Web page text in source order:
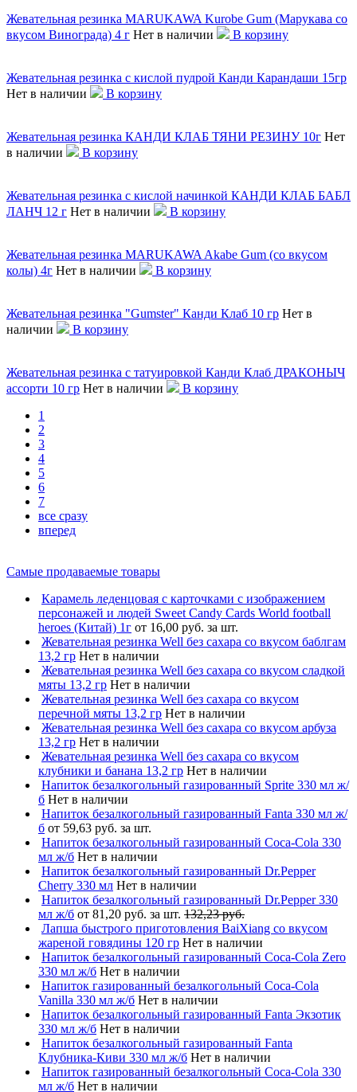
Жевательная резинка MARUKAWA Kurobe Gum (Марукава со
вкусом Винограда) 4 г Нет в наличии В корзину
Жевательная резинка с кислой пудрой Канди Карандаши 15гр
Нет в наличии
В корзину
Жевательная резинка КАНДИ КЛАБ ТЯНИ РЕЗИНУ 10г Нет
в наличии
В корзину
Жевательная резинка с кислой начинкой КАНДИ КЛАБ БАБЛ
ЛАНЧ 12 г Нет в наличии В корзину
Жевательная резинка MARUKAWA Akabe Gum (со вкусом
колы) 4г Нет в наличии В корзину
Жевательная резинка "Gumster" Канди Клаб 10 гр Нет в
наличии
В корзину
Жевательная резинка с татуировкой Канди Клаб ДРАКОНЫЧ
ассорти 10 гр Нет в наличии
В корзину
1
2
3
4
5
6
7
все сразу
вперед
Самые продаваемые товары
Карамель леденцовая с карточками с изображением
персонажей и людей Sweet Candy Cards World football
heroes (Китай) 1г от 16,00 руб. за шт.
Жевательная резинка Well без сахара со вкусом баблгам
13,2 гр Нет в наличии
Жевательная резинка Well без сахара со вкусом сладкой
мяты 13,2 гр Нет в наличии
Жевательная резинка Well без сахара со вкусом
перечной мяты 13,2 гр Нет в наличии
Жевательная резинка Well без сахара со вкусом арбуза
13,2 гр Нет в наличии
Жевательная резинка Well без сахара со вкусом
клубники и банана 13,2 гр Нет в наличии
Напиток безалкогольный газированный Sprite 330 мл ж/
б Нет в наличии
Напиток безалкогольный газированный Fanta 330 мл ж/
б от 59,63 руб. за шт.
Напиток безалкогольный газированный Coca-Cola 330
мл ж/б Нет в наличии
Напиток безалкогольный газированный Dr.Pepper
Cherry 330 мл Нет в наличии
Напиток безалкогольный газированный Dr.Pepper 330
мл ж/б от 81,20 руб. за шт. 132,23 руб.
Лапша быстрого приготовления BaiXiang со вкусом
жареной говядины 120 гр Нет в наличии
Напиток безалкогольный газированный Coca-Cola Zero
330 мл ж/б Нет в наличии
Напиток газированный безалкогольный Coca-Cola
Vanilla 330 мл ж/б Нет в наличии
Напиток безалкогольный газированный Fanta Экзотик
330 мл ж/б Нет в наличии
Напиток безалкогольный газированный Fanta
Клубника-Киви 330 мл ж/б Нет в наличии
Напиток газированный безалкогольный Coca-Cola 330
мл ж/б Нет в наличии